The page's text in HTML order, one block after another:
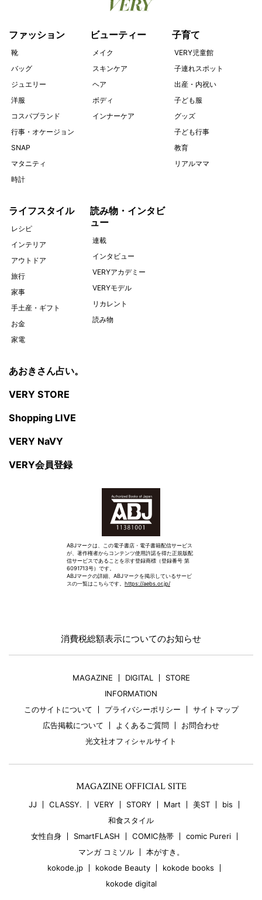
ファッション
靴
バッグ
ジュエリー
洋服
コスパブランド
行事・オケージョン
SNAP
マタニティ
時計
ビューティー
メイク
スキンケア
ヘア
ボディ
インナーケア
子育て
VERY児童館
子連れスポット
出産・内祝い
子ども服
グッズ
子ども行事
教育
リアルママ
ライフスタイル
レシピ
インテリア
アウトドア
旅行
家事
手土産・ギフト
お金
家電
読み物・インタビ
ュー
連載
インタビュー
VERYアカデミー
VERYモデル
リカレント
読み物
あおきさん占い。
VERY STORE
Shopping LIVE
VERY NaVY
VERY会員登録
ABJマークは、この電子書店・電子書籍配信サービス
が、著作権者からコンテンツ使用許諾を得た正規版配
信サービスであることを示す登録商標（登録番号 第
6091713号）です。
ABJマークの詳細、ABJマークを掲示しているサービ
スの一覧はこちらです。 https://aebs.or.jp/
消費税総額表示についてのお知らせ
MAGAZINE DIGITAL
STORE
INFORMATION
このサイトについて
プライバシーポリシー
サイトマップ
広告掲載について
よくあるご質問
お問合わせ
光文社オフィシャルサイト
MAGAZINE OFFICIAL SITE
JJ CLASSY. VERY STORY Mart 美ST
bis
和食スタイル
女性自身
SmartFLASH COMIC熱帯
comic Pureri
マンガ コミソル
本がすき。
kokode.jp
kokode Beauty
kokode books
kokode digital